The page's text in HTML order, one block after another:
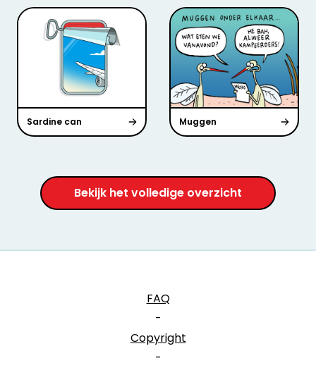
Sardine can Muggen
Bekijk het volledige overzicht
FAQ
-
Copyright
-